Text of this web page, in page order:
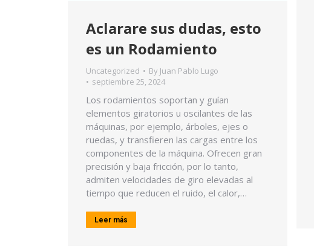
Aclarare sus dudas, esto
es un Rodamiento
Uncategorized By Juan Pablo Lugo
septiembre 25, 2024
Los rodamientos soportan y guían
elementos giratorios u oscilantes de las
máquinas, por ejemplo, árboles, ejes o
ruedas, y transfieren las cargas entre los
componentes de la máquina. Ofrecen gran
precisión y baja fricción, por lo tanto,
admiten velocidades de giro elevadas al
tiempo que reducen el ruido, el calor,…
Leer más